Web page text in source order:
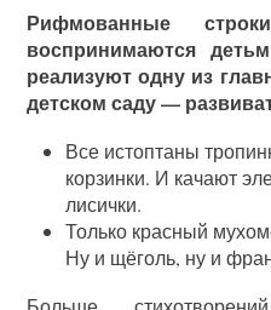
Рифмованные
воспринимаются
реализуют одну из
детском саду —
Все истоптаны
корзинки. И качают
лисички.
Только красный
Ну и щёголь, ну и